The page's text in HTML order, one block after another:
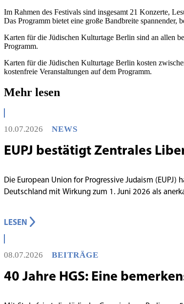
Im Rahmen des Festivals sind insgesamt 21 Konzerte,
Das Programm bietet eine große Bandbreite spannender,
Karten für die Jüdischen Kulturtage Berlin sind an allen
Programm.
Karten für die Jüdischen Kulturtage Berlin kosten
kostenfreie Veranstaltungen auf dem Programm.
Mehr lesen
10.07.2026 NEWS
EUPJ bestätigt Zentrales
Die European Union for Progressive Judaism
Deutschland mit Wirkung zum 1. Juni 2026 als
LESEN
08.07.2026 BEITRÄGE
40 Jahre HGS: Eine